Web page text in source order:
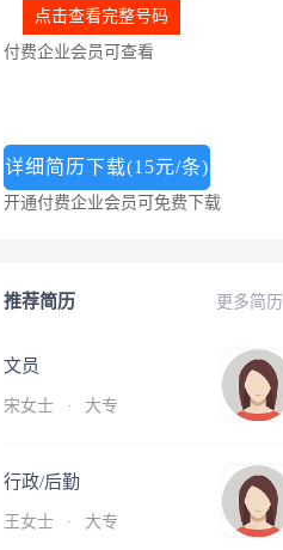
点击查看完整号码
付费企业会员可查看
详细简历下载(15元/条)
开通付费企业会员可免费下载
更多简历
推荐简历
文员
宋女士 · 大专
行政/后勤
王女士 · 大专